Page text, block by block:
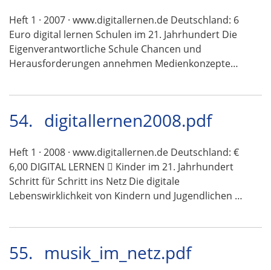
Heft 1 · 2007 · www.digitallernen.de Deutschland: 6
Euro digital lernen Schulen im 21. Jahrhundert Die
Eigenverantwortliche Schule Chancen und
Herausforderungen annehmen Medienkonzepte…
54. digitallernen2008.pdf
Heft 1 · 2008 · www.digitallernen.de Deutschland: €
6,00 DIGITAL LERNEN  Kinder im 21. Jahrhundert
Schritt für Schritt ins Netz Die digitale
Lebenswirklichkeit von Kindern und Jugendlichen …
55. musik_im_netz.pdf